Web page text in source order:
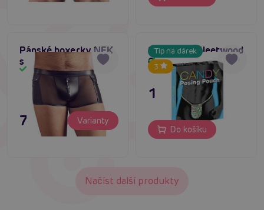
Pánské boxerky NEK
s kapsami černé
Skladem
795 Kč Varianty
Tip na dárek
3
Spencer & Fleetwood
Candy posing pouch
Skladem
179 Kč
Do košíku
Načíst další produkty